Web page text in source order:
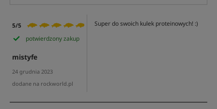
5/5
potwierdzony zakup
mistyfe
24 grudnia 2023
dodane na rockworld.pl
Super do swoich kulek proteinowych! :)